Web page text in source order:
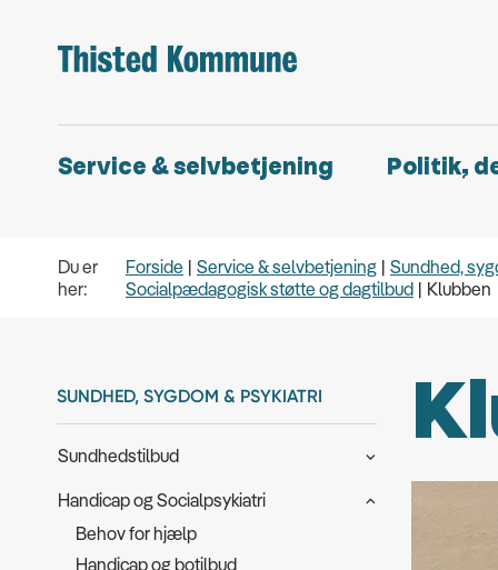
Service & selvbetjening Politik,
Du er
her:
Forside Service & selvbetjening Sundhed,
Socialpædagogisk støtte og dagtilbud
Klubben
SUNDHED, SYGDOM & PSYKIATRI
Sundhedstilbud
Handicap og Socialpsykiatri
Behov for hjælp
Handicap og botilbud